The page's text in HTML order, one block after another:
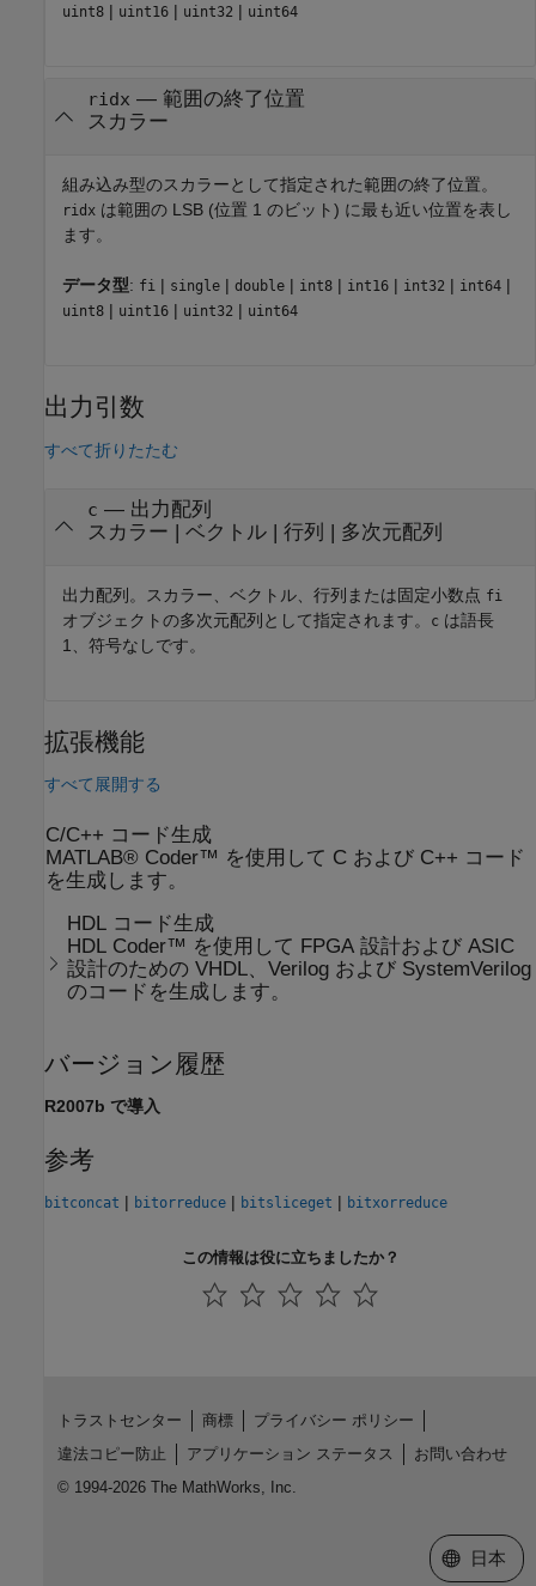
uint8 | uint16 | uint32 | uint64
ridx — 範囲の終了位置
スカラー
組み込み型のスカラーとして指定された範囲の終了位置。
ridx は範囲の LSB (位置 1 のビット) に最も近い位置を表し
ます。
データ型: fi | single | double | int8 | int16 | int32 | int64 |
uint8 | uint16 | uint32 | uint64
出力引数
すべて折りたたむ
c — 出力配列
スカラー | ベクトル | 行列 | 多次元配列
出力配列。スカラー、ベクトル、行列または固定小数点 fi
オブジェクトの多次元配列として指定されます。 c は語長
1、符号なしです。
拡張機能
すべて展開する
C/C++ コード生成
MATLAB® Coder™ を使用して C および C++ コード
を生成します。
HDL コード生成
HDL Coder™ を使用して FPGA 設計および ASIC
設計のための VHDL、Verilog および SystemVerilog
のコードを生成します。
バージョン履歴
R2007b で導入
参考
bitconcat | bitorreduce | bitsliceget | bitxorreduce
この情報は役に立ちましたか？
トラストセンター 商標
プライバシー ポリシー
違法コピー防止
アプリケーション ステータス
お問い合わせ
© 1994-2026 The MathWorks, Inc.
Web サイ
日本